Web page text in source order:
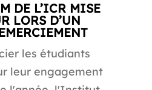
DE L’ICR MISE
LORS D’UN
les étudiants
leur engagement